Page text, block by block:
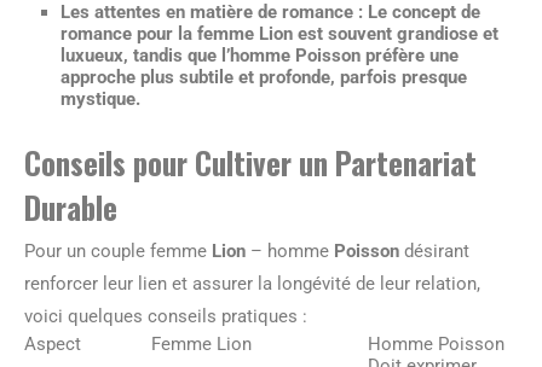
Les attentes en matière de romance : Le concept de
romance pour la femme Lion est souvent grandiose et
luxueux, tandis que l’homme Poisson préfère une
approche plus subtile et profonde, parfois presque
mystique.
Conseils pour Cultiver un Partenariat
Durable
Pour un couple femme Lion – homme Poisson désirant
renforcer leur lien et assurer la longévité de leur relation,
voici quelques conseils pratiques :
Aspect
Femme Lion
Homme Poisson